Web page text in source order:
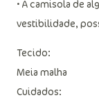
• Gola redonda
• A camisola de
vestibilidade,
Tecido:
Meia malha